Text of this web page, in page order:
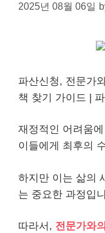
2025년 08월 06일
파산신청, 전문가
책 찾기 가이드 |
재정적인 어려움
이들에게 최후의
하지만 이는 삶의
는 중요한 과정입
따라서, 전문가와